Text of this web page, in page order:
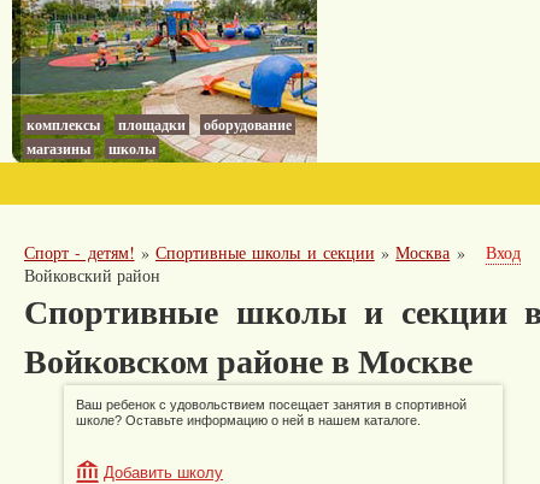
комплексы площадки
оборудование
магазины
школы
Спорт - детям! » Спортивные школы и секции »Москва »
Войковский район
Вход
Спортивные школы и секции
Войковском районе в Москве
Ваш ребенок с удовольствием посещает занятия в спортивной
школе? Оставьте информацию о ней в нашем каталоге.
Добавить школу